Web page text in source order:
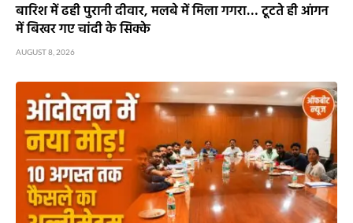
बारिश में ढही पुरानी दीवार, मलबे में मिला गगरा… टूटते ही आंगन
में बिखर गए चांदी के सिक्के
AUGUST 8, 2026